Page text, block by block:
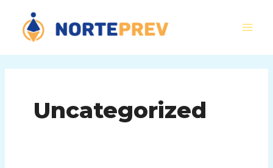
conteúdo
Uncategorized